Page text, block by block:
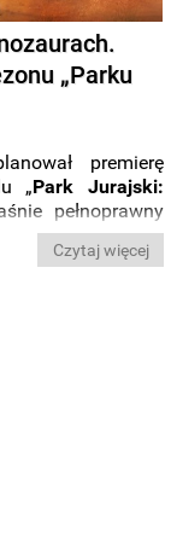
„Parku
premierę
„Park Jurajski:
pełnoprawny
grupy
Czytaj więcej